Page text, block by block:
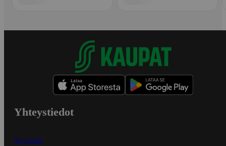
Yhteystiedot
Myymälät